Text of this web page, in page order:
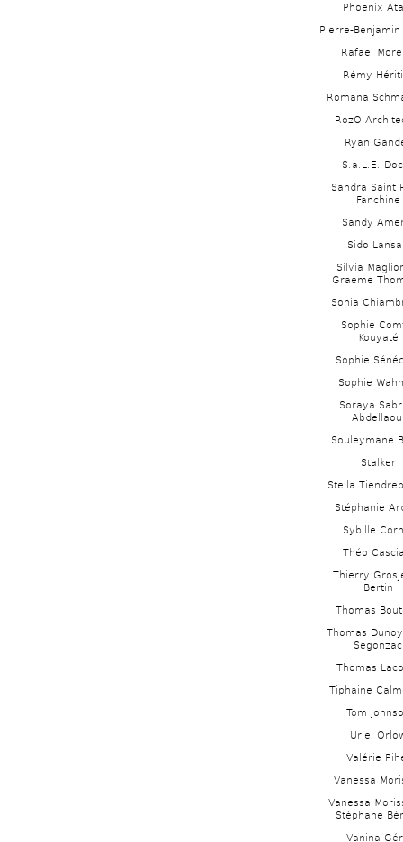
Phoenix
Pierre-
Rafael
Rémy
Romana
RozO
Ryan
S.a.L.E.
Sandra Saint
Fanchine
Sandy
Sido
Silvia
Graeme
Sonia
Sophie
Kouyaté
Sophie
Sophie
Soraya
Souleymane
Stalker
Stella
Stéphanie
Sybille
Théo
Thierry
Bertin
Thomas
Thomas
Segonzac
Thomas
Tiphaine
Tom
Uriel
Valérie
Vanessa
Vanessa
Stéphane
Vanina